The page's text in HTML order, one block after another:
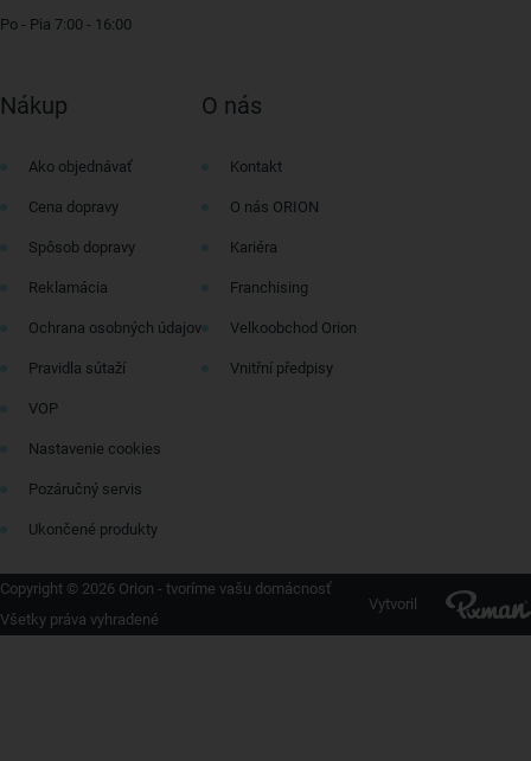
Po - Pia 7:00 - 16:00
Nákup
Ako objednávať
Cena dopravy
Spôsob dopravy
Reklamácia
Ochrana osobných údajov
Pravidla sútaží
VOP
Nastavenie cookies
Pozáručný servis
Ukončené produkty
O nás
Kontakt
O nás ORION
Kariéra
Franchising
Velkoobchod Orion
Vnitřní předpisy
Copyright © 2026 Orion - tvoríme vašu domácnosť
Všetky práva vyhradené
Vytvoril